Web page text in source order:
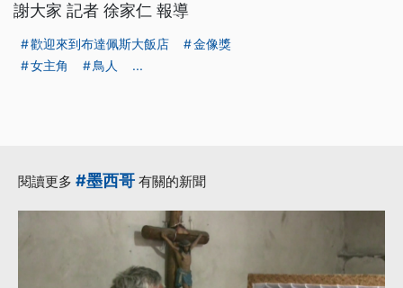
謝大家 記者 徐家仁 報導
歡迎來到布達佩斯大飯店
金像獎
女主角
鳥人 ...
閱讀更多 #墨西哥 有關的新聞